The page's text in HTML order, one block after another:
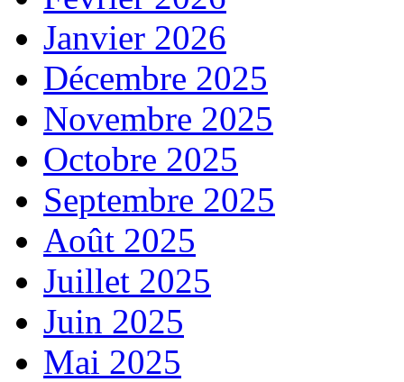
Janvier 2026
Décembre 2025
Novembre 2025
Octobre 2025
Septembre 2025
Août 2025
Juillet 2025
Juin 2025
Mai 2025